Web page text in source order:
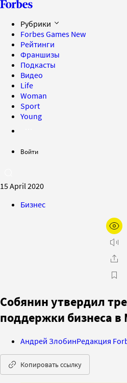
Рубрики
Forbes Games New
Рейтинги
Франшизы
Подкасты
Видео
Life
Woman
Sport
Young
Войти
15 April 2020
Бизнес
Собянин утвердил
поддержки бизнеса в
Андрей ЗлобинРедакция
Копировать ссылку